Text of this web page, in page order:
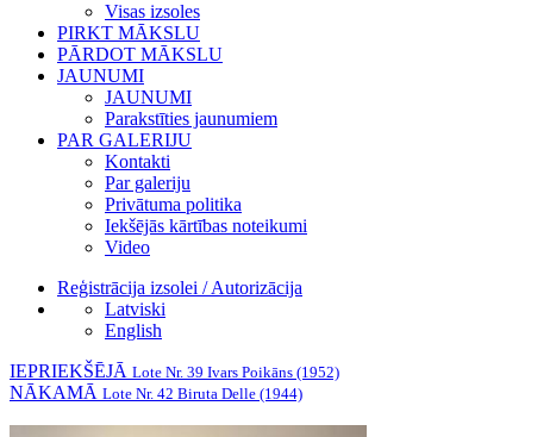
Visas izsoles
PIRKT MĀKSLU
PĀRDOT MĀKSLU
JAUNUMI
JAUNUMI
Parakstīties jaunumiem
PAR GALERIJU
Kontakti
Par galeriju
Privātuma politika
Iekšējās kārtības noteikumi
Video
Reģistrācija izsolei / Autorizācija
Latviski
English
IEPRIEKŠĒJĀ Lote Nr. 39 Ivars Poikāns (1952)
NĀKAMĀ Lote Nr. 42 Biruta Delle (1944)